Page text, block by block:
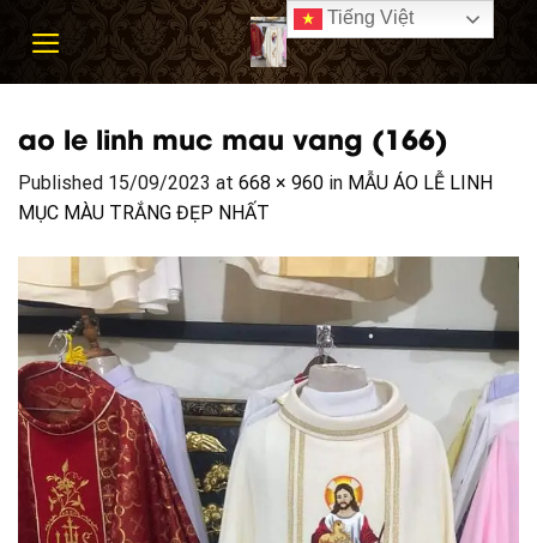
ao le linh muc mau vang (166)
Published 15/09/2023 at 668 × 960 in MẪU ÁO LỄ LINH
MỤC MÀU TRẮNG ĐẸP NHẤT
Tiếng Việt